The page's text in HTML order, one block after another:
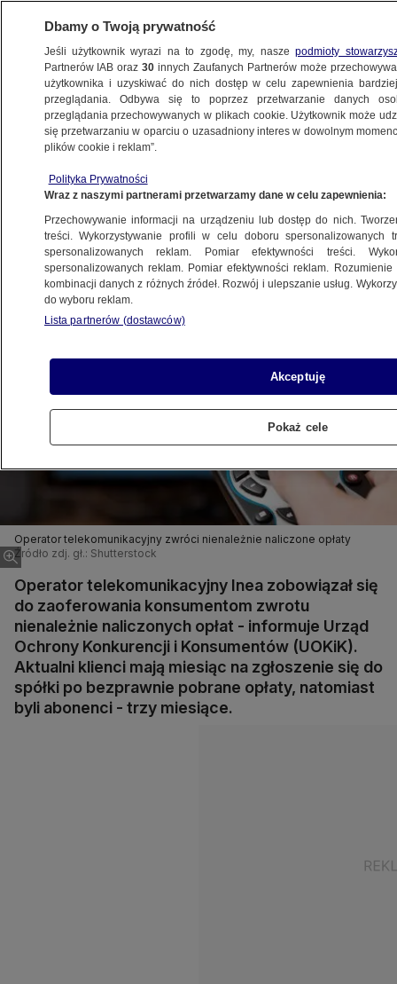
BIZNES
PIENIĄDZE
za internet i telewizję
5.10.2016, 15:19
Udostępnij
Operator telekomunikacyjny zwróci nienależnie naliczone opłaty
Źródło zdj. gł.: Shutterstock
Operator telekomunikacyjny Inea zobowiązał się
do zaoferowania konsumentom zwrotu
nienależnie naliczonych opłat - informuje Urząd
Ochrony Konkurencji i Konsumentów (UOKiK).
Aktualni klienci mają miesiąc na zgłoszenie się do
spółki po bezprawnie pobrane opłaty, natomiast
byli abonenci - trzy miesiące.
Dbamy o Twoją prywatność
Jeśli użytkownik wyrazi na to zgodę, my, naszepodmioty
Partnerów IAB oraz30 innych Zaufanych Partnerów może
użytkownika i uzyskiwać do nich dostęp w celu zapewnienia
przeglądania. Odbywa się to poprzez przetwarzanie danych
przeglądania przechowywanych w plikach cookie. Użytkownik może
się przetwarzaniu w oparciu o uzasadniony interes w dowolnym
plików cookie i reklam”.
Polityka Prywatności
Wraz z naszymi partnerami przetwarzamy dane w celu zapewnienia:
Przechowywanie informacji na urządzeniu lub dostęp do nich.
treści. Wykorzystywanie profili w celu doboru spersonalizowanych
spersonalizowanych reklam. Pomiar efektywności treści.
spersonalizowanych reklam. Pomiar efektywności reklam.
kombinacji danych z różnych źródeł. Rozwój i ulepszanie usług.
do wyboru reklam.
Lista partnerów (dostawców)
Akceptuję
Pokaż cele